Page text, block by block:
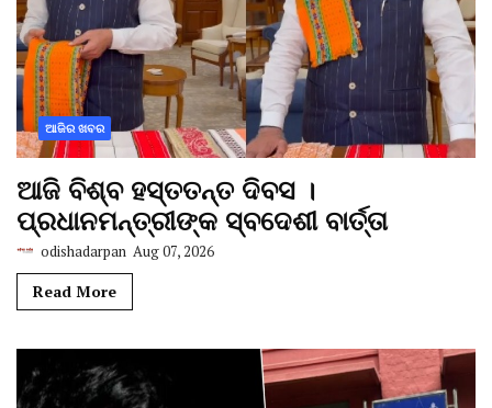
ଆଜିର ଖବର
ଆଜି ବିଶ୍ବ ହସ୍ତତନ୍ତ ଦିବସ ।
ପ୍ରଧାନମନ୍ତ୍ରୀଙ୍କ ସ୍ବଦେଶୀ ବାର୍ତ୍ତା
odishadarpan Aug 07, 2026
Read More